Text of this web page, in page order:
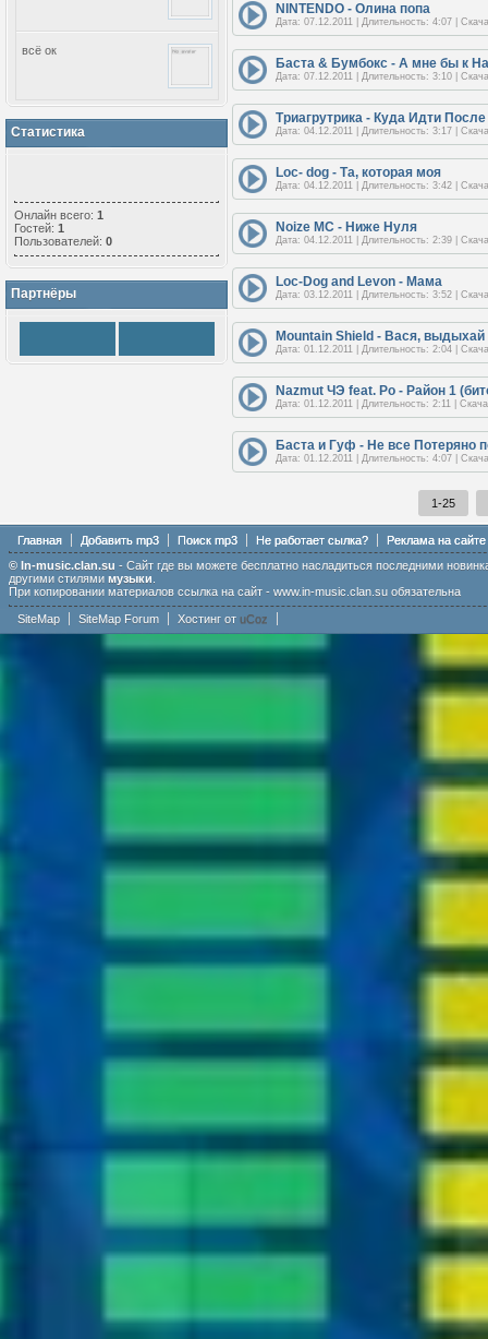
всё ок
Заебца!
Правда старая =(
Просим добавить
в натуре классный
трэк.....чотко!))))))
Статистика
Онлайн всего: 1
Гостей: 1
Пользователей: 0
Партнёры
NINTENDO - Олина попа
Дата: 07.12.2011 | Длительность: 4:07 |
Баста & Бумбокс - А мне бы к
Дата: 07.12.2011 | Длительность: 3:10 |
Триагрутрика - Куда Идти
Дата: 04.12.2011 | Длительность: 3:17 |
Loc- dog - Та, которая моя
Дата: 04.12.2011 | Длительность: 3:42 |
Noize MC - Ниже Нуля
Дата: 04.12.2011 | Длительность: 2:39 |
Loc-Dog and Levon - Мама
Дата: 03.12.2011 | Длительность: 3:52 |
Mountain Shield - Вася, выдыхай
Дата: 01.12.2011 | Длительность: 2:04 |
Nazmut ЧЭ feat. Po - Район 1
Дата: 01.12.2011 | Длительность: 2:11 |
Баста и Гуф - Не все Потеряно
Дата: 01.12.2011 | Длительность: 4:07 |
1-25
Главная Добавить mp3 Поиск mp3 Не работает сылка?
Реклама на сайте
© In-music.clan.su - Сайт где вы можете бесплатно насладиться последними
другими стилями музыки
При копировании материалов ссылка на сайт - www.in-music.clan.su обязательна
SiteMap SiteMap Forum Хостинг от uCoz